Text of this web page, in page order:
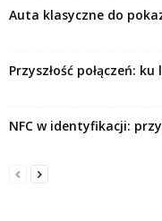
Auta klasyczne do
Przyszłość połączeń:
NFC w identyfikacji: